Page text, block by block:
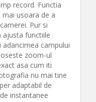
record. Functia
usoara de a
Pur si
ajusta functiile
campului
zoom-ul
asa cum iti
nu mai tine
adaptabil de
instantanee